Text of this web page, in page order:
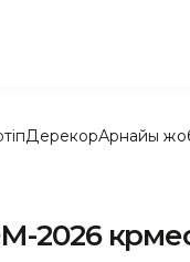
ДерекқорАрнайы